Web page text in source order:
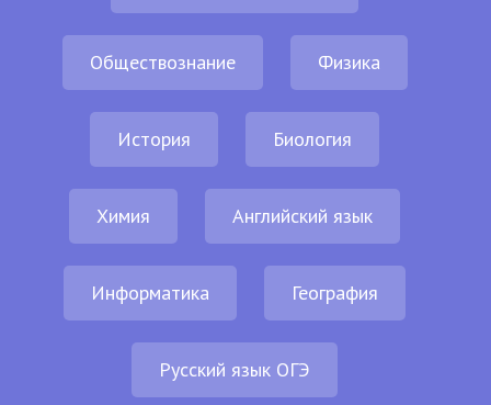
Обществознание Физика
История Биология
Химия Английский язык
Информатика География
Русский язык ОГЭ